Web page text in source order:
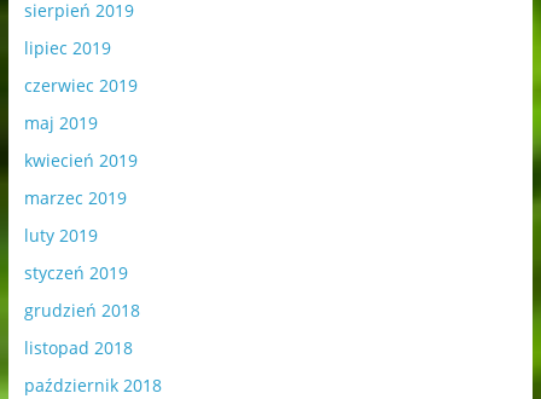
sierpień 2019
lipiec 2019
czerwiec 2019
maj 2019
kwiecień 2019
marzec 2019
luty 2019
styczeń 2019
grudzień 2018
listopad 2018
październik 2018